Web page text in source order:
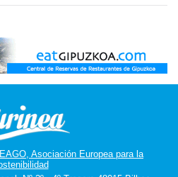
Asociación Europea para la